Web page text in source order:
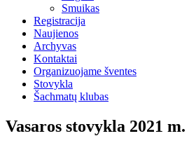
Smuikas
Registracija
Naujienos
Archyvas
Kontaktai
Organizuojame šventes
Stovykla
Šachmatų klubas
Vasaros stovykla 2021 m.